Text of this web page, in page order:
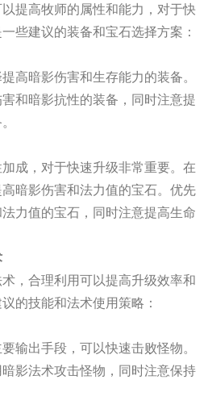
提高牧师的属性和能力，对于快
些建议的装备和宝石选择方案：
高暗影伤害和生存能力的装备。
和暗影抗性的装备，同时注意提
成，对于快速升级非常重要。在
暗影伤害和法力值的宝石。优先
力值的宝石，同时注意提高生命
，合理利用可以提高升级效率和
的技能和法术使用策略：
输出手段，可以快速击败怪物。
影法术攻击怪物，同时注意保持